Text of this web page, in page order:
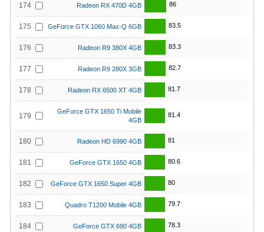
174 Radeon RX 470D 4GB 86
175 GeForce GTX 1060 Max-Q 6GB 83.5
176 Radeon R9 380X 4GB 83.3
177 Radeon R9 280X 3GB 82.7
178 Radeon RX 6500 XT 4GB 81.7
179
GeForce GTX 1650 Ti Mobile
4GB
81.4
180 Radeon HD 6990 4GB 81
181 GeForce GTX 1650 4GB 80.6
182 GeForce GTX 1650 Super 4GB 80
183 Quadro T1200 Mobile 4GB 79.7
184 GeForce GTX 690 4GB 78.3